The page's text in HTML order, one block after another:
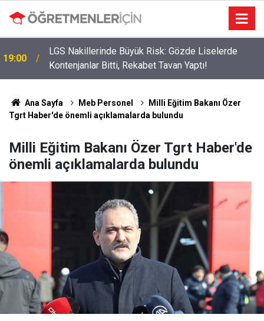
19:00
LGS Nakillerinde Büyük Risk: Gözde Liselerde
Kontenjanlar Bitti, Rekabet Tavan Yaptı!
Ana Sayfa Meb Personel
Milli Eğitim Bakanı Özer
Tgrt Haber'de önemli açıklamalarda bulundu
Milli Eğitim Bakanı Özer Tgrt Haber'de
önemli açıklamalarda bulundu